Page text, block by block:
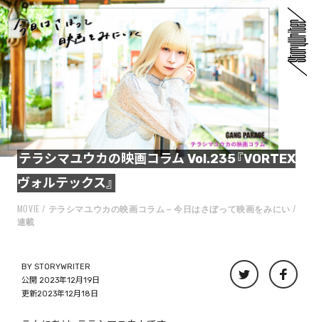
テラシマユウカの映画コラム Vol.235『VORTEX
ヴォルテックス』
MOVIE
テラシマユウカの映画コラム－今日はさぼって映画をみにい
連載
BY STORYWRITER
公開 2023年12月19日
更新2023年12月18日